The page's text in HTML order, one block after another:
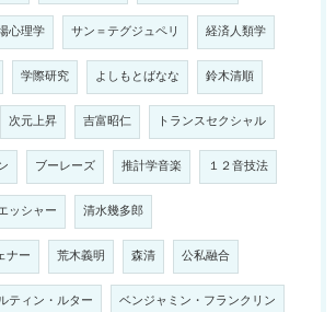
心理学 サン＝テグジュペリ 経済人類学
学際研究 よしもとばなな 鈴木清順
次元上昇 吉富昭仁 トランスセクシャル
ブーレーズ 推計学音楽 １２音技法
ッシャー 清水幾多郎
ナー 荒木義明 森清 公私融合
ティン・ルター ベンジャミン・フランクリン